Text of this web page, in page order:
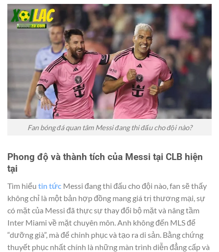
Fan bóng đá quan tâm Messi đang thi đấu cho đội nào?
Phong độ và thành tích của Messi tại CLB hiện
tại
Tìm hiểu tin tức Messi đang thi đấu cho đội nào, fan sẽ thấy
không chỉ là một bản hợp đồng mang giá trị thương mại, sự
có mặt của Messi đã thực sự thay đổi bộ mặt và nâng tầm
Inter Miami về mặt chuyên môn. Anh không đến MLS để
“dưỡng già”, mà để chinh phục và tạo ra di sản. Bằng chứng
thuyết phục nhất chính là những màn trình diễn đẳng cấp và